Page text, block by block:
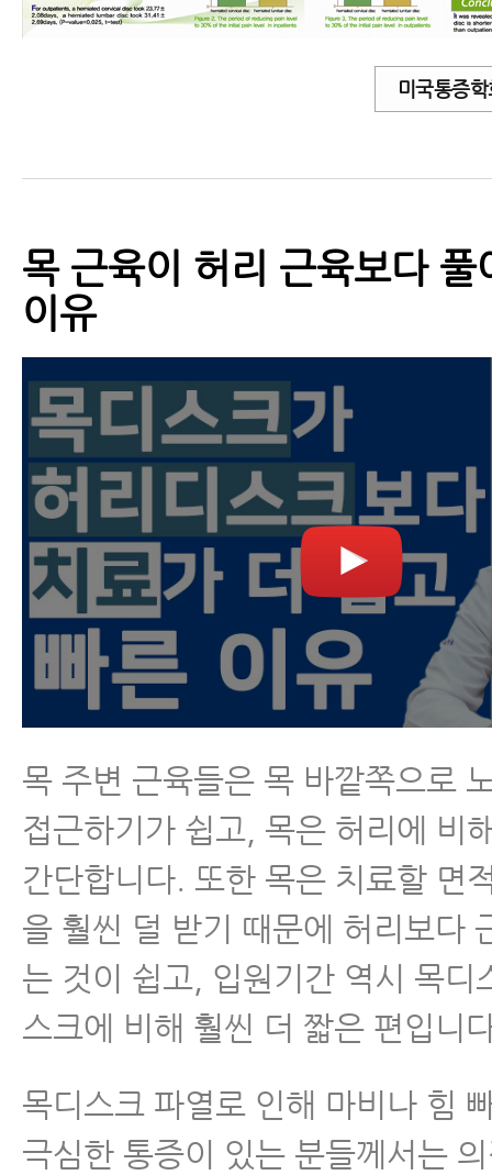
미국통증
목 근육이 허리 근육보다 풀
이유
목 주변 근육들은 목 바깥쪽으로
접근하기가 쉽고, 목은 허리에 비
간단합니다. 또한 목은 치료할 면
을 훨씬 덜 받기 때문에 허리보다
는 것이 쉽고, 입원기간 역시 목디
스크에 비해 훨씬 더 짧은 편입니
목디스크 파열로 인해 마비나 힘
극심한 통증이 있는 분들께서는